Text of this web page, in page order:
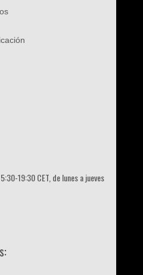
19:30 CET, de lunes a jueves